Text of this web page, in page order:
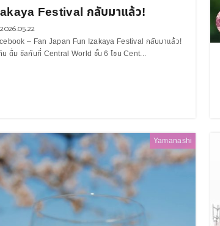
Festival กลับมาแล้ว!
2026.05.22
– Fan Japan Fun Izakaya Festival กลับมาแล้ว!
น ดื่ม ชิลกันที่ Central World ชั้น 6 โซน Cent...
Yamanashi